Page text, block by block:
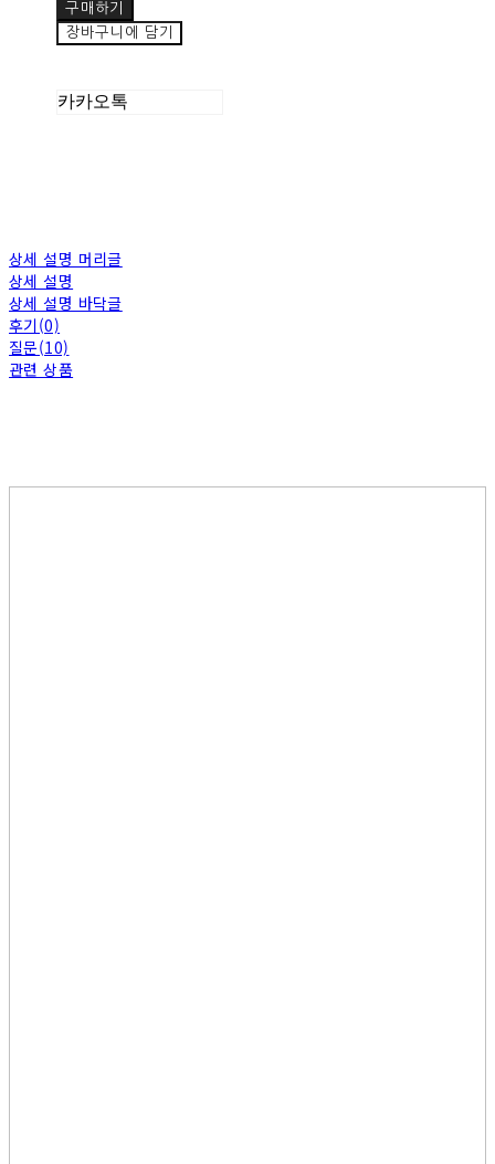
구매하기
장바구니에 담기
카카오톡
상세 설명 머리글
상세 설명
상세 설명 바닥글
후기(0)
질문(10)
관련 상품